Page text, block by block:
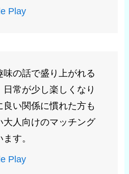
Play
味の話で盛り上がれる
日常が少し楽しくなり
良い関係に慣れた方も
大人向けのマッチング
す。
Play